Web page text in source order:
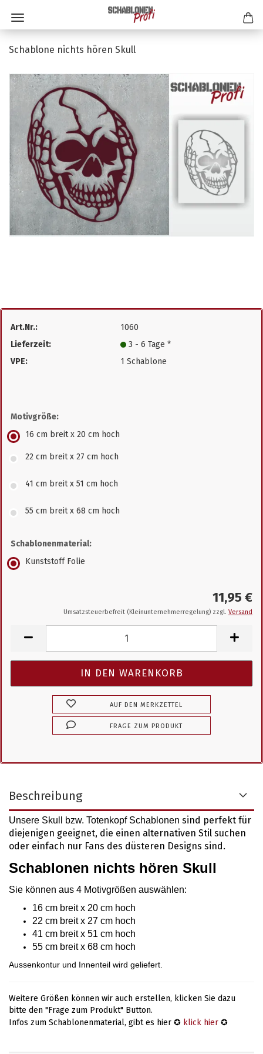
Schablone nichts hören Skull
Art.Nr.:
1060
Lieferzeit:
3 - 6 Tage *
VPE:
1 Schablone
Motivgröße:
16 cm breit x 20 cm hoch
22 cm breit x 27 cm hoch
41 cm breit x 51 cm hoch
55 cm breit x 68 cm hoch
Schablonenmaterial:
Kunststoff Folie
11,95 €
Umsatzsteuerbefreit (Kleinunternehmerregelung) zzgl. Versand
AUF DEN MERKZETTEL
FRAGE ZUM PRODUKT
Beschreibung
Unsere Skull bzw. Totenkopf Schablonen sind perfekt für
diejenigen geeignet, die einen alternativen Stil suchen
oder einfach nur Fans des düsteren Designs sind.
Schablonen nichts hören Skull
Sie können aus 4 Motivgrößen auswählen:
16 cm breit x 20 cm hoch
22 cm breit x 27 cm hoch
41 cm breit x 51 cm hoch
55 cm breit x 68 cm hoch
Aussenkontur und Innenteil wird geliefert.
Weitere Größen können wir auch erstellen, klicken Sie dazu
bitte den "Frage zum Produkt" Button.
Infos zum Schablonenmaterial, gibt es hier ✪ klick hier ✪